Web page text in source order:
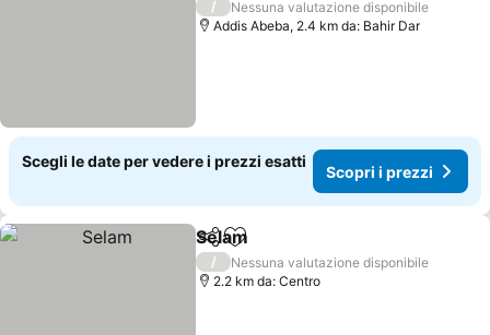
/
Nessuna valutazione disponibile
Addis Abeba, 2.4 km da: Bahir Dar
Scegli le date per vedere i prezzi esatti
Scopri i prezzi
CondividiAggiungi ai preferiti
Selam
/
Nessuna valutazione disponibile
2.2 km da: Centro